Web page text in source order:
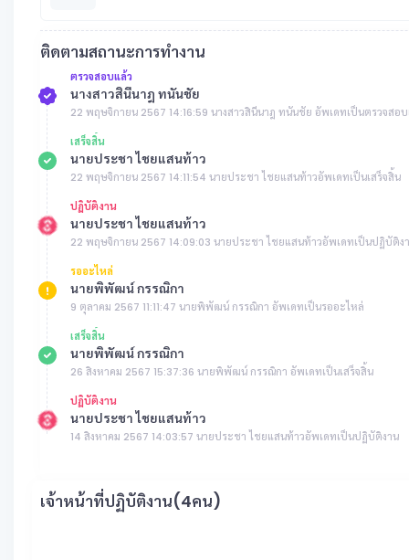
ติดตามสถานะการทำงาน
ตรวจสอบแล้ว
นางสาวสินีนาฎ ทนันชัย
22 พฤษจิกายน 2567 14:16:59 นางสาวสินีนาฎ ทนันชัย อัพเดทเป็นตรวจสอ
เสร็จสิ้น
นายประชา ไชยแสนท้าว
22 พฤษจิกายน 2567 14:11:54 นายประชา ไชยแสนท้าวอัพเดทเป็นเสร็จสิ้น
ปฏิบัติงาน
นายประชา ไชยแสนท้าว
22 พฤษจิกายน 2567 14:09:03 นายประชา ไชยแสนท้าวอัพเดทเป็นปฏิบัติง
รออะไหล่
นายพิพัฒน์ กรรณิกา
9 ตุลาคม 2567 11:11:47 นายพิพัฒน์ กรรณิกา อัพเดทเป็นรออะไหล่
เสร็จสิ้น
นายพิพัฒน์ กรรณิกา
26 สิงหาคม 2567 15:37:36 นายพิพัฒน์ กรรณิกา อัพเดทเป็นเสร็จสิ้น
ปฏิบัติงาน
นายประชา ไชยแสนท้าว
14 สิงหาคม 2567 14:03:57 นายประชา ไชยแสนท้าวอัพเดทเป็นปฏิบัติงาน
เจ้าหน้าที่ปฏิบัติงาน(4คน)